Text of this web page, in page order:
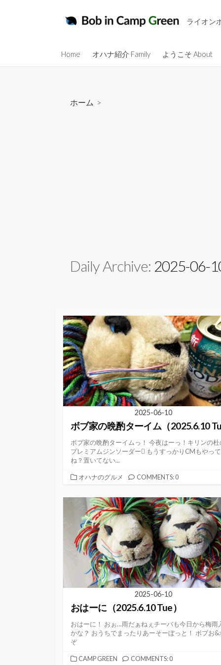
へ
ライオン
Home オハナ紹介 Family ようこそ About
ホーム >
Daily Archive: 2025-06-
2025-06-10
ボブ家の晩酌ターイム（2025.6.10
ボブ家の晩酌ターイムっ！ 今夜はーっ！キリンの杜
プレミアムジンソーダー もうすっかりCMもやっ
ね？置いてない...
カ
ゴ
ー
オハナのグルメ COMMENTS: 0
2025-06-10
おはーに（2025.6.10 Tue）
おはーに！ おぉ…雨だぁねぇチーバも今日から梅雨
かな？ おうちでまったりあーそーぼっと！ ボブお&
ぞ
カCAMP GREEN COMMENTS: 0